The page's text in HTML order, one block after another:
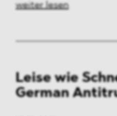
weiter lesen
Leise wie
German